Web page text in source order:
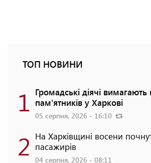
ТОП НОВИНИ
1 Громадські діячі
пам'ятників у Харкові
05 серпня, 2026 - 16:10
2 На Харківщині восени
пасажирів
04 серпня, 2026 - 08:11